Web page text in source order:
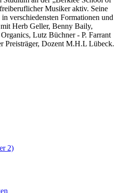
Musiker aktiv. Seine
verschiedensten Formationen und
mit Herb Geller, Benny Baily,
Lutz Büchner - P. Farrant
Preisträger, Dozent M.H.L Lübeck.